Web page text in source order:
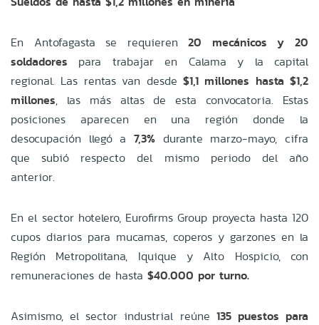
En Antofagasta se requieren20 mecánicos y 20
soldadores para trabajar en Calama y la capital
regional. Las rentas van desde $1,1 millones hasta $1,2
millones, las más altas de esta convocatoria. Estas
posiciones aparecen en una región donde la
desocupación llegó a 7,3% durante marzo-mayo, cifra
que subió respecto del mismo periodo del año
anterior.
En el sector hotelero, Eurofirms Group proyecta hasta 120
cupos diarios para mucamas, coperos y garzones en la
Región Metropolitana, Iquique y Alto Hospicio, con
remuneraciones de hasta $40.000 por turno.
Asimismo, el sector industrial reúne 135 puestos para